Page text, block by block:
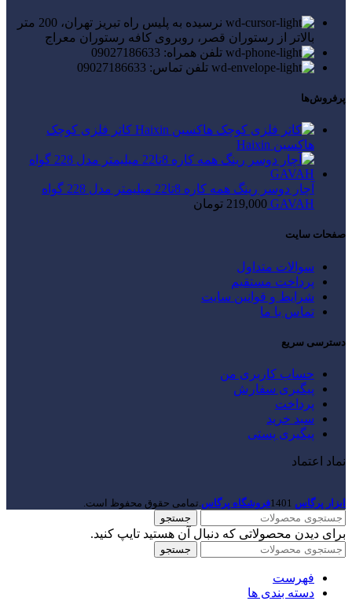
نرسیده به پلیس راه تبریز تهران، 200 متر
بالاتر از رستوران قصر، روبروی کافه رستوران معراج
تلفن همراه: 09027186633
تلفن تماس: 09027186633
پرفروش‌ها
کاتر فلزی کوچک
هاکسین Haixin
آچار دوسر رینگ همه کاره 8تا22 میلیمتر مدل 228 گواه
GAVAH
219,000 تومان
صفحات سایت
سوالات متداول
پرداخت مستقیم
شرایط و قوانین سایت
تماس با ما
دسترسی سریع
حساب کاربری من
پیگیری سفارش
پرداخت
سبد خرید
پیگیری پستی
نماد اعتماد
ابزار پرگاس 1401فروشگاه پرگاس .تمامی حقوق محفوظ است.
جستجو
برای دیدن محصولاتی که دنبال آن هستید تایپ کنید.
جستجو
فهرست
دسته بندی ها